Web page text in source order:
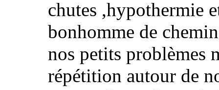
chutes ,hypothermie
bonhomme de
nos petits problèmes
répétition autour de